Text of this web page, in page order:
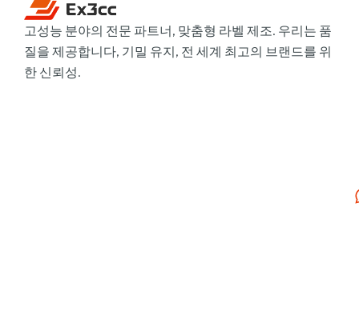
고성능 분야의 전문 파트너, 맞춤형 라벨 제조. 우리는 품
질을 제공합니다, 기밀 유지, 전 세계 최고의 브랜드를 위
한 신뢰성.